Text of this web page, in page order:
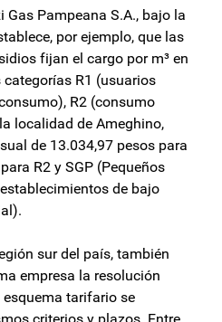
Gas Pampeana S.A., bajo la
por ejemplo, que las
fijan el cargo por m³ en
R1 (usuarios
R2 (consumo
localidad de Ameghino,
de 13.034,97 pesos para
R2 y SGP (Pequeños
de bajo
sur del país, también
empresa la resolución
tarifario se